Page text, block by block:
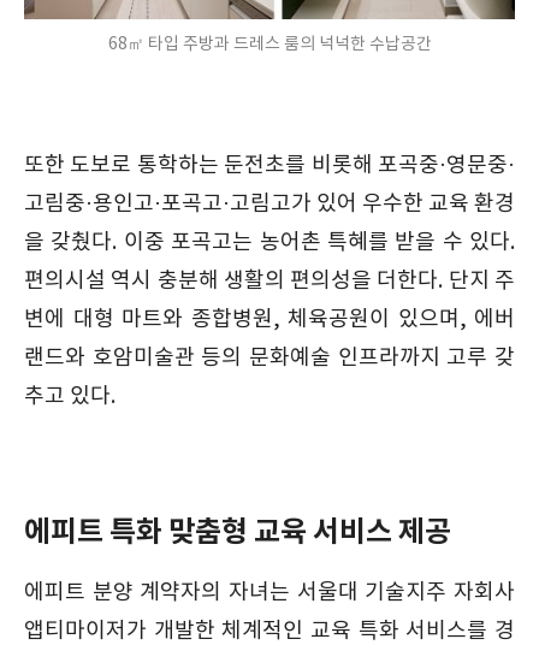
68㎡ 타입 주방과 드레스 룸의 넉넉한 수납공간
또한 도보로 통학하는 둔전초를 비롯해 포곡중·영문중·
고림중·용인고·포곡고·고림고가 있어 우수한 교육 환경
을 갖췄다. 이중 포곡고는 농어촌 특혜를 받을 수 있다.
편의시설 역시 충분해 생활의 편의성을 더한다. 단지 주
변에 대형 마트와 종합병원, 체육공원이 있으며, 에버
랜드와 호암미술관 등의 문화예술 인프라까지 고루 갖
추고 있다.
에피트 특화 맞춤형 교육 서비스 제공
에피트 분양 계약자의 자녀는 서울대 기술지주 자회사
앱티마이저가 개발한 체계적인 교육 특화 서비스를 경